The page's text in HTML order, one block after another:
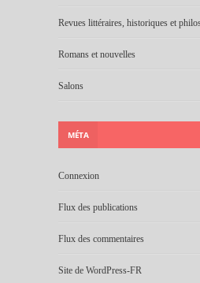
Revues littéraires, historiques et
Romans et nouvelles
Salons
MÉTA
Connexion
Flux des publications
Flux des commentaires
Site de WordPress-FR